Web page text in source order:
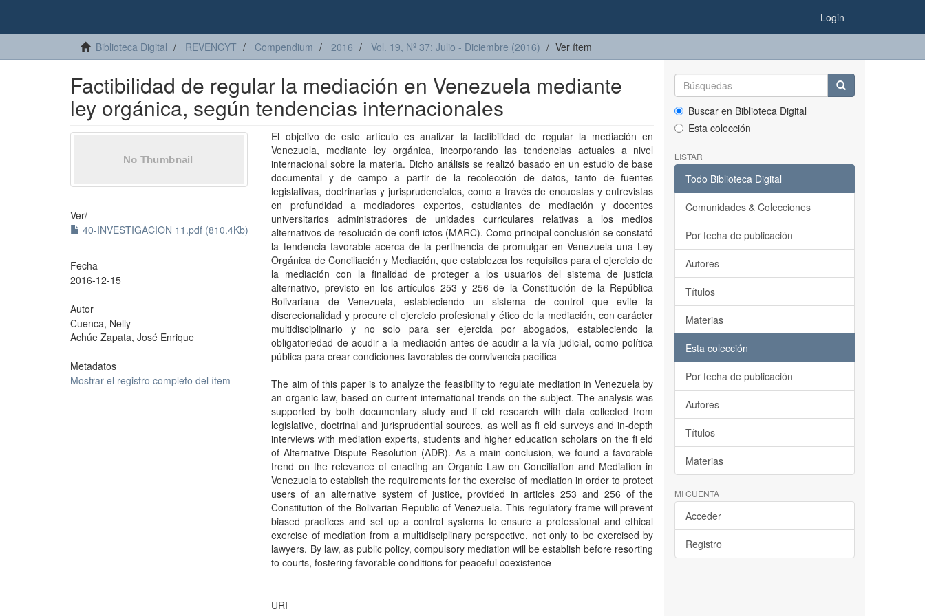
Login
Biblioteca Digital REVENCYT Compendium 2016 Vol. 19, Nº 37: Julio - Diciembre (2016) Ver ítem
Factibilidad de regular la mediación en Venezuela mediante
ley orgánica, según tendencias internacionales
Ver/
40-INVESTIGACIÒN 11.pdf (810.4Kb)
Fecha
2016-12-15
Autor
Cuenca, Nelly
Achúe Zapata, José Enrique
Metadatos
Mostrar el registro completo del ítem
El objetivo de este artículo es analizar la factibilidad de regular la mediación en
Venezuela, mediante ley orgánica, incorporando las tendencias actuales a nivel
internacional sobre la materia. Dicho análisis se realizó basado en un estudio de base
documental y de campo a partir de la recolección de datos, tanto de fuentes
legislativas, doctrinarias y jurisprudenciales, como a través de encuestas y entrevistas
en profundidad a mediadores expertos, estudiantes de mediación y docentes
universitarios administradores de unidades curriculares relativas a los medios
alternativos de resolución de confl ictos (MARC). Como principal conclusión se constató
la tendencia favorable acerca de la pertinencia de promulgar en Venezuela una Ley
Orgánica de Conciliación y Mediación, que establezca los requisitos para el ejercicio de
la mediación con la finalidad de proteger a los usuarios del sistema de justicia
alternativo, previsto en los artículos 253 y 256 de la Constitución de la República
Bolivariana de Venezuela, estableciendo un sistema de control que evite la
discrecionalidad y procure el ejercicio profesional y ético de la mediación, con carácter
multidisciplinario y no solo para ser ejercida por abogados, estableciendo la
obligatoriedad de acudir a la mediación antes de acudir a la vía judicial, como política
pública para crear condiciones favorables de convivencia pacífica
The aim of this paper is to analyze the feasibility to regulate mediation in Venezuela by
an organic law, based on current international trends on the subject. The analysis was
supported by both documentary study and fi eld research with data collected from
legislative, doctrinal and jurisprudential sources, as well as fi eld surveys and in-depth
interviews with mediation experts, students and higher education scholars on the fi eld
of Alternative Dispute Resolution (ADR). As a main conclusion, we found a favorable
trend on the relevance of enacting an Organic Law on Conciliation and Mediation in
Venezuela to establish the requirements for the exercise of mediation in order to protect
users of an alternative system of justice, provided in articles 253 and 256 of the
Constitution of the Bolivarian Republic of Venezuela. This regulatory frame will prevent
biased practices and set up a control systems to ensure a professional and ethical
exercise of mediation from a multidisciplinary perspective, not only to be exercised by
lawyers. By law, as public policy, compulsory mediation will be establish before resorting
to courts, fostering favorable conditions for peaceful coexistence
URI
Buscar en Biblioteca Digital
Esta colección
LISTAR
Todo Biblioteca Digital
Comunidades & Colecciones
Por fecha de publicación
Autores
Títulos
Materias
Esta colección
Por fecha de publicación
Autores
Títulos
Materias
MI CUENTA
Acceder
Registro